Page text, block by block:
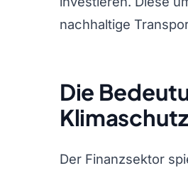
nachhaltige
Die
Klimaschutz
Der Finanzsektor